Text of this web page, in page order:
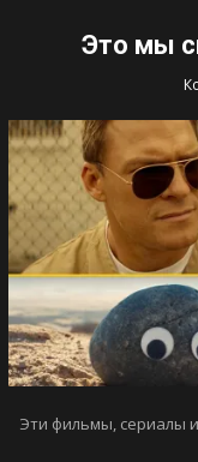
Это мы
Эти фильмы, сериалы